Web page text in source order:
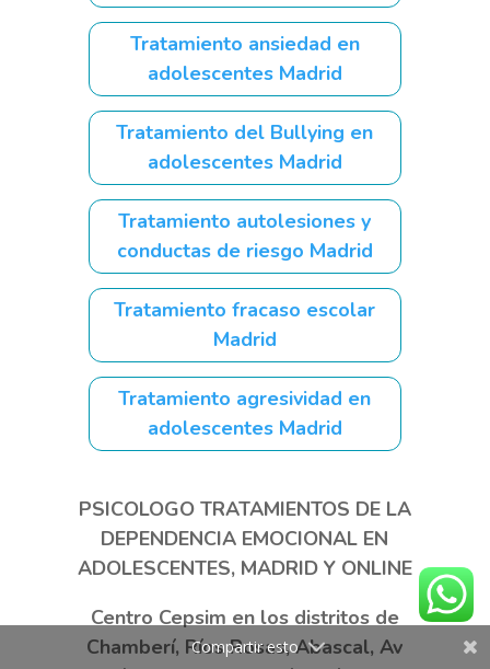
Tratamiento ansiedad en
adolescentes Madrid
Tratamiento del Bullying en
adolescentes Madrid
Tratamiento autolesiones y
conductas de riesgo Madrid
Tratamiento fracaso escolar
Madrid
Tratamiento agresividad en
adolescentes Madrid
PSICOLOGO TRATAMIENTOS DE LA
DEPENDENCIA EMOCIONAL EN
ADOLESCENTES, MADRID Y ONLINE
Centro Cepsim en los distritos de
Chamberí, Ríos Rosas, Abascal, Av
Compartir esto